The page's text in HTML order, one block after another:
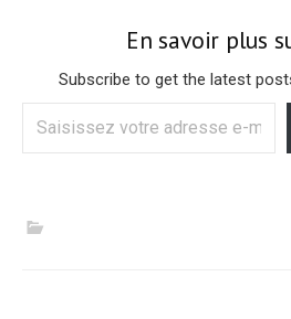
En savoir plus
Subscribe to get the latest
Saisissez
mail…